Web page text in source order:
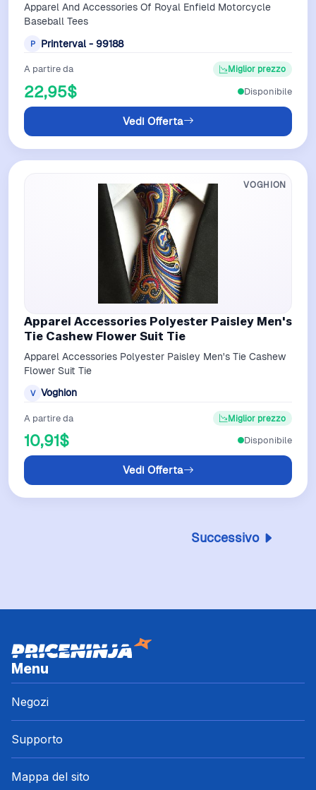
Apparel And Accessories Of Royal Enfield Motorcycle
Baseball Tees
P Printerval - 99188
A partire da
22,95$
Miglior prezzo
Vedi Offerta
Disponibile
VOGHION
Apparel Accessories Polyester Paisley Men's
Tie Cashew Flower Suit Tie
Apparel Accessories Polyester Paisley Men's Tie Cashew
Flower Suit Tie
V Voghion
A partire da
10,91$
Miglior prezzo
Vedi Offerta
Disponibile
Successivo
Menu
Negozi
Supporto
Mappa del sito